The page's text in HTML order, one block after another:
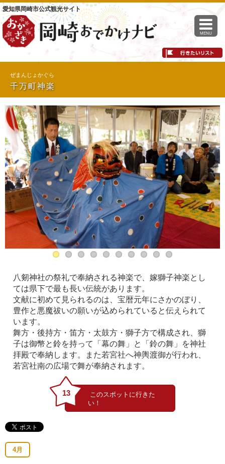
愛知県岡崎市公式観光サイト
MENU
ぜまんじょかぐら
千万町神楽
八剱神社の祭礼で奉納される神楽で、嫁獅子神楽とし
ては県下で最も長い伝統があります。
文献に初めて見られるのは、宝暦元年にさかのぼり、
豊作と悪魔祓いの願いが込められていると伝えられて
います。
舞方・後持方・笛方・太鼓方・獅子方で構成され、獅
子は御幣と鈴を持って「幕の舞」と「鈴の舞」を神社
拝殿で奉納します。また若宮社へ神輿渡御が行われ、
若宮社南の広場で舞が奉納されます。
13
4月